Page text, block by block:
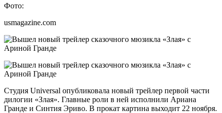
Фото:
usmagazine.com
Студия Universal опубликовала новый трейлер первой части
дилогии «Злая». Главные роли в ней исполнили Ариана
Гранде и Синтия Эриво. В прокат картина выходит 22 ноября.